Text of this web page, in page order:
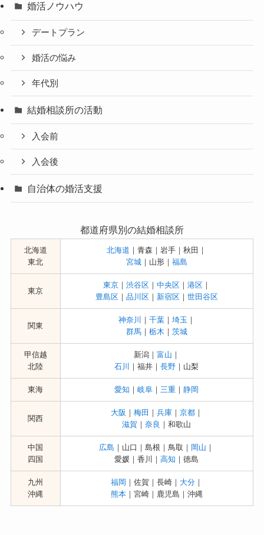
婚活ノウハウ
デートプラン
婚活の悩み
年代別
結婚相談所の活動
入会前
入会後
自治体の婚活支援
都道府県別の結婚相談所
北海道
東北
北海道 ｜青森｜岩手｜秋田｜
宮城｜山形｜ 福島
東京
東京｜ 渋谷区｜ 中央区｜ 港区｜
豊島区｜ 品川区｜ 新宿区｜ 世田谷区
関東
神奈川 ｜ 千葉｜ 埼玉 ｜
群馬｜ 栃木 ｜ 茨城
甲信越
北陸
新潟｜ 富山 ｜
石川
｜福井｜長野 ｜山梨
東海 愛知 ｜岐阜 ｜ 三重 ｜静岡
関西
大阪 ｜ 梅田 ｜ 兵庫｜ 京都｜
滋賀 ｜奈良 ｜和歌山
中国
四国
広島 ｜山口｜島根｜鳥取｜ 岡山 ｜
愛媛｜香川｜高知 ｜徳島
九州
沖縄
福岡 ｜佐賀｜長崎｜ 大分｜
熊本｜宮崎｜鹿児島｜沖縄